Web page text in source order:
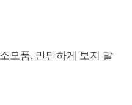
모품, 만만하게 보지 말